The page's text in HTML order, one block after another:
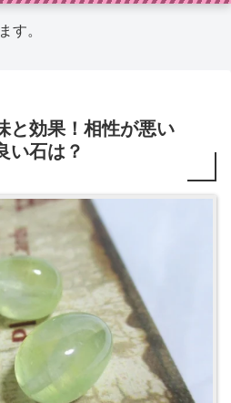
す。
と効果！相性が悪い
い石は？